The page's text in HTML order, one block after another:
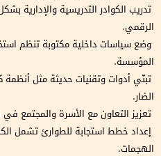
تدريب الكوادر التدريسية والإدارية
الرقمي.
وضع سياسات داخلية مكتوبة تنظم
المؤسسة.
تبنّي أدوات وتقنيات حديثة مثل
الضار.
تعزيز التعاون مع الأسرة والمجتمع
إعداد خطط استجابة للطوارئ تشمل
الهجمات.